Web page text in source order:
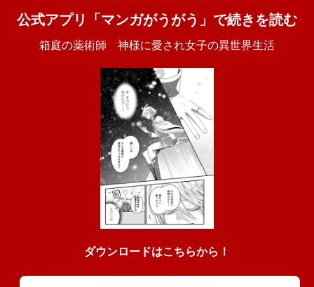
公式アプリ「マンガがうがう」で続きを読む
箱庭の薬術師 神様に愛され女子の異世界生活
ダウンロードはこちらから！